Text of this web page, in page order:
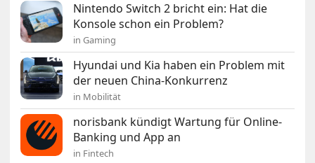
Nintendo Switch 2 bricht ein: Hat die
Konsole schon ein Problem?
in Gaming
Hyundai und Kia haben ein Problem mit
der neuen China-Konkurrenz
in Mobilität
norisbank kündigt Wartung für Online-
Banking und App an
in Fintech